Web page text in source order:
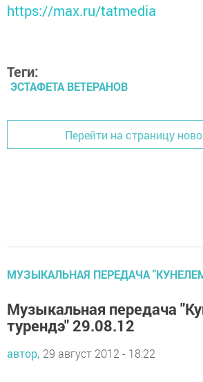
https://max.ru/tatmedia
Теги:
ЭСТАФЕТА ВЕТЕРАНОВ
Перейти на страницу
МУЗЫКАЛЬНАЯ ПЕРЕДАЧА
Музыкальная передача
турендэ" 29.08.12
автор, 29 август 2012 - 18:22